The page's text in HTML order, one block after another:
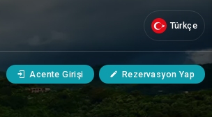
Türkçe
Acente Girişi Rezervasyon Yap